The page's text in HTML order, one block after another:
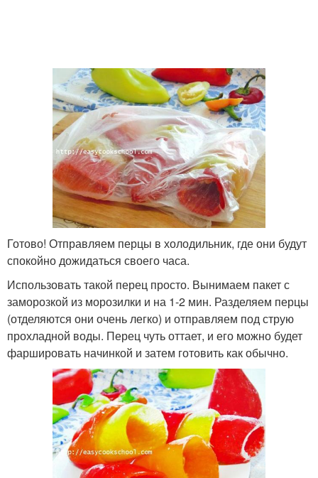
Готово! Отправляем перцы в холодильник, где они будут
спокойно дожидаться своего часа.
Использовать такой перец просто. Вынимаем пакет с
заморозкой из морозилки и на 1-2 мин. Разделяем перцы
(отделяются они очень легко) и отправляем под струю
прохладной воды. Перец чуть оттает, и его можно будет
фаршировать начинкой и затем готовить как обычно.